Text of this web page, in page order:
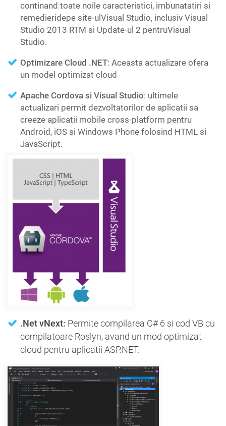
continand toate noile caracteristici, imbunatatiri si
remedieridepe site-ulVisual Studio, inclusiv Visual
Studio 2013 RTM si Update-ul 2 pentruVisual
Studio.
Optimizare Cloud .NET: Aceasta actualizare ofera
un model optimizat cloud
Apache Cordova si Visual Studio: ultimele
actualizari permit dezvoltatorilor de aplicatii sa
creeze aplicatii mobile cross-platform pentru
Android, iOS si Windows Phone folosind HTML si
JavaScript.
.Net vNext: Permite compilarea C# 6 si cod VB cu
compilatoare Roslyn, avand un mod optimizat
cloud pentru aplicatii ASP.NET.